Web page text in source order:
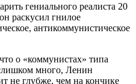
гениального реалиста 20
раскусил гнилое
антикоммунистическое
о «коммунистах» типа
много, Ленин
не глубже, чем на кончике